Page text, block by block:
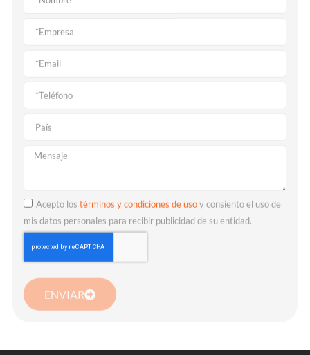
Acepto lostérminos y condiciones de usoy consiento el uso de
mis datos personales para recibir publicidad de su entidad.
ENVIAR